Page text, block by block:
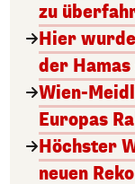
zu
Hier
der
Wien-
Europas
Höchster
neuen